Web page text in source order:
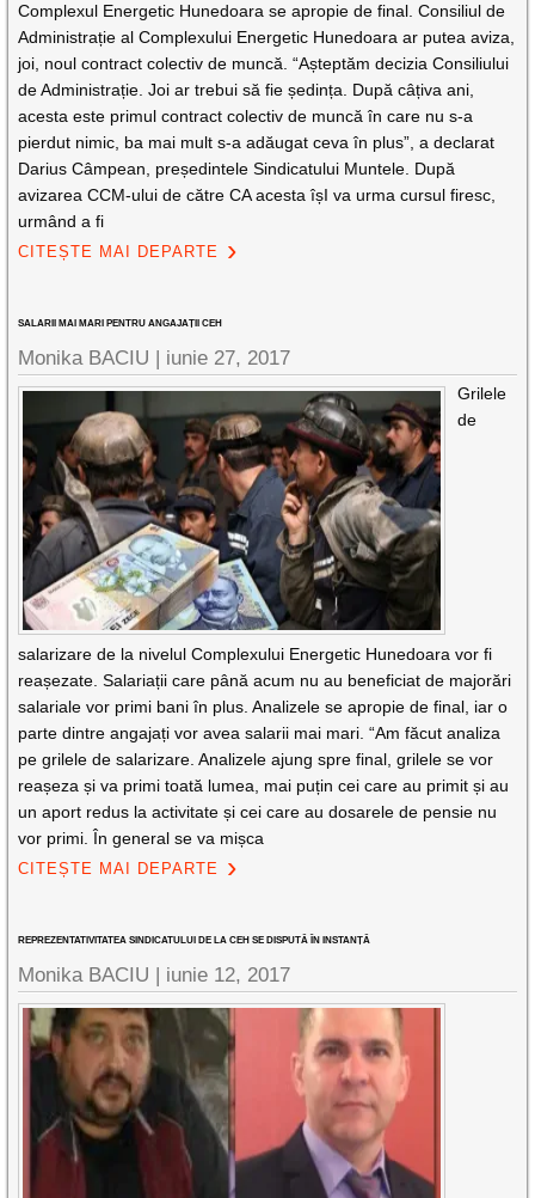
Complexul Energetic Hunedoara se apropie de final. Consiliul de
Administrație al Complexului Energetic Hunedoara ar putea aviza,
joi, noul contract colectiv de muncă. “Așteptăm decizia Consiliului
de Administrație. Joi ar trebui să fie ședința. După câțiva ani,
acesta este primul contract colectiv de muncă în care nu s-a
pierdut nimic, ba mai mult s-a adăugat ceva în plus”, a declarat
Darius Câmpean, președintele Sindicatului Muntele. După
avizarea CCM-ului de către CA acesta îșI va urma cursul firesc,
urmând a fi
CITEȘTE MAI DEPARTE
SALARII MAI MARI PENTRU ANGAJAȚII CEH
Monika BACIU | iunie 27, 2017
Grilele
de
salarizare de la nivelul Complexului Energetic Hunedoara vor fi
reașezate. Salariații care până acum nu au beneficiat de majorări
salariale vor primi bani în plus. Analizele se apropie de final, iar o
parte dintre angajați vor avea salarii mai mari. “Am făcut analiza
pe grilele de salarizare. Analizele ajung spre final, grilele se vor
reașeza și va primi toată lumea, mai puțin cei care au primit și au
un aport redus la activitate și cei care au dosarele de pensie nu
vor primi. În general se va mișca
CITEȘTE MAI DEPARTE
REPREZENTATIVITATEA SINDICATULUI DE LA CEH SE DISPUTĂ ÎN INSTANȚĂ
Monika BACIU | iunie 12, 2017